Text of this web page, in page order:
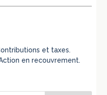
et taxes.
en recouvrement.